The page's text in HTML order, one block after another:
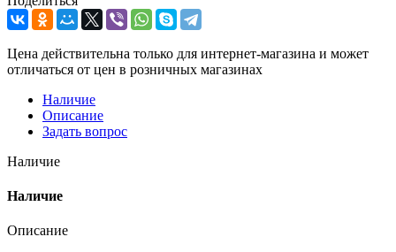
Цена действительна только для интернет-магазина и может
отличаться от цен в розничных магазинах
Наличие
Описание
Задать вопрос
Наличие
Наличие
Описание